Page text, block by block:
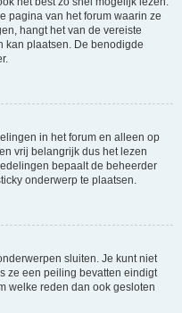
pagina van het forum waarin ze
hangt het van de vereiste
kan plaatsen. De benodigde
in het forum en alleen op
vrij belangrijk dus het lezen
bepaalt de beheerder
onderwerp te plaatsen.
sluiten. Je kunt niet
ze een peiling bevatten eindigt
welke reden dan ook gesloten